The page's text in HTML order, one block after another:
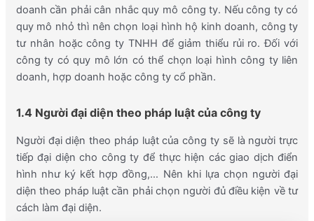
doanh cần phải cân nhắc quy mô công ty. Nếu công ty có
quy mô nhỏ thì nên chọn loại hình hộ kinh doanh, công ty
tư nhân hoặc công ty TNHH để giảm thiểu rủi ro. Đối với
công ty có quy mô lớn có thể chọn loại hình công ty liên
doanh, hợp doanh hoặc công ty cổ phần.
1.4 Người đại diện theo pháp luật của công ty
Người đại diện theo pháp luật của công ty sẽ là người trực
tiếp đại diện cho công ty để thực hiện các giao dịch điển
hình như ký kết hợp đồng,… Nên khi lựa chọn người đại
diện theo pháp luật cần phải chọn người đủ điều kiện về tư
cách làm đại diện.